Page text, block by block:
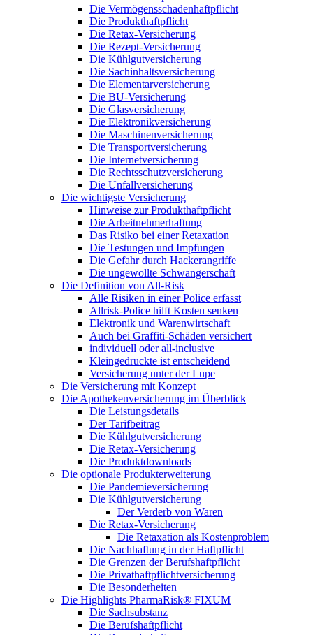
Die Vermögensschadenhaftpflicht
Die Produkthaftpflicht
Die Retax-Versicherung
Die Rezept-Versicherung
Die Kühlgutversicherung
Die Sachinhaltsversicherung
Die Elementarversicherung
Die BU-Versicherung
Die Glasversicherung
Die Elektronikversicherung
Die Maschinenversicherung
Die Transportversicherung
Die Internetversicherung
Die Rechtsschutzversicherung
Die Unfallversicherung
Die wichtigste Versicherung
Hinweise zur Produkthaftpflicht
Die Arbeitnehmerhaftung
Das Risiko bei einer Retaxation
Die Testungen und Impfungen
Die Gefahr durch Hackerangriffe
Die ungewollte Schwangerschaft
Die Definition von All-Risk
Alle Risiken in einer Police erfasst
Allrisk-Police hilft Kosten senken
Elektronik und Warenwirtschaft
Auch bei Graffiti-Schäden versichert
individuell oder all-inclusive
Kleingedruckte ist entscheidend
Versicherung unter der Lupe
Die Versicherung mit Konzept
Die Apothekenversicherung im Überblick
Die Leistungsdetails
Der Tarifbeitrag
Die Kühlgutversicherung
Die Retax-Versicherung
Die Produktdownloads
Die optionale Produkterweiterung
Die Pandemieversicherung
Die Kühlgutversicherung
Der Verderb von Waren
Die Retax-Versicherung
Die Retaxation als Kostenproblem
Die Nachhaftung in der Haftpflicht
Die Grenzen der Berufshaftpflicht
Die Privathaftpflichtversicherung
Die Besonderheiten
Die Highlights PharmaRisk® FIXUM
Die Sachsubstanz
Die Berufshaftpflicht